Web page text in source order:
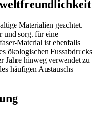
Materialien geachtet.
und sorgt für eine
Material ist ebenfalls
ökologischen Fussabdrucks
Jahre hinweg verwendet zu
häufigen Austauschs